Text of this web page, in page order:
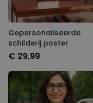
Gepersonaliseerde
schilderij poster
€ 29,99